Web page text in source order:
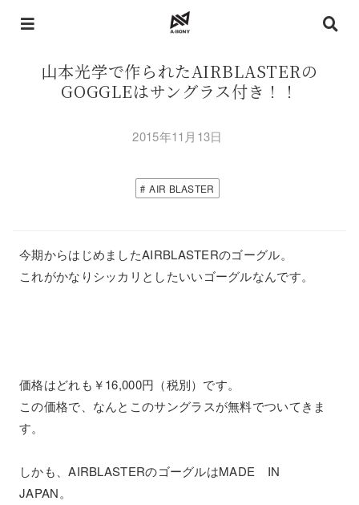
山本光学で作られたAIRBLASTERの
GOGGLEはサングラス付き！！
2015年11月13日
AIR BLASTER
今期からはじめましたAIRBLASTERのゴーグル。
これがかなりシッカリとしたいいゴーグルなんです。
価格はどれも￥16,000円（税別）です。
この価格で、なんとこのサングラスが無料でついてきま
す。
しかも、AIRBLASTERのゴーグルはMADE IN
JAPAN。